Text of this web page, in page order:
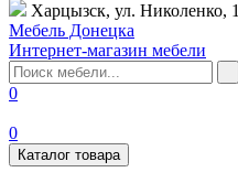
Харцызск, ул. Николенко, 1
Мебель Донецка
Интернет-магазин мебели
0
0
Каталог товара